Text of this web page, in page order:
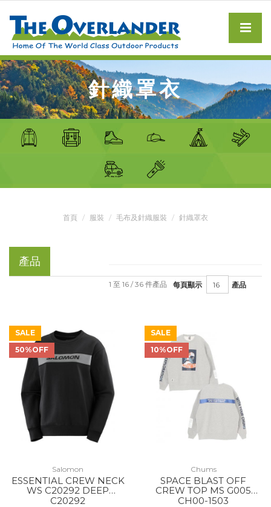
針織罩衣
首頁 服裝 毛布及針織服裝 針織罩衣
產品
每頁顯示 產品
1 至 16 / 36 件產品
SALE
50%OFF
Salomon
ESSENTIAL CREW NECK
WS C20292 DEEP
BK/QUIET
C20292
SALE
10%OFF
Chums
SPACE BLAST OFF
CREW TOP MS G005
H/GRAY
CH00-1503